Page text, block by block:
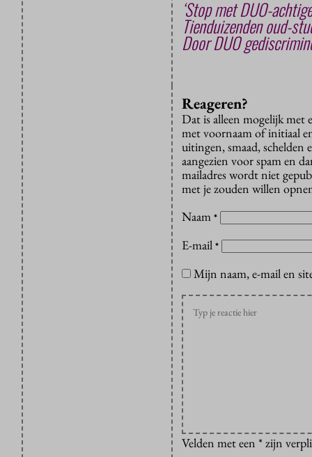
‘Stop met DUO-
Tienduizenden oud-
Door DUO
Reageren?
Dat is alleen mogelijk met
met voornaam of initiaal
uitingen, smaad, schelden
aangezien voor spam en
mailadres wordt niet
met je zouden willen
Naam *
E-mail *
Mijn naam, e-mail en
Velden met een * zijn